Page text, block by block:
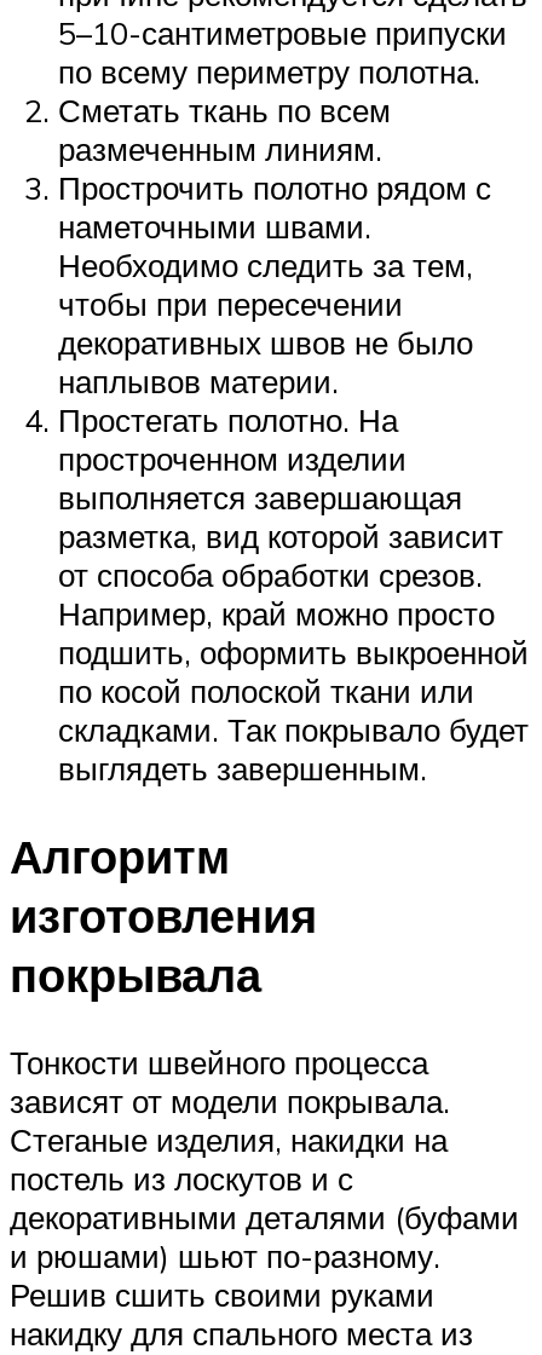
5–10-сантиметровые припуски
по всему периметру полотна.
Сметать ткань по всем
размеченным линиям.
Прострочить полотно рядом с
наметочными швами.
Необходимо следить за тем,
чтобы при пересечении
декоративных швов не было
наплывов материи.
Простегать полотно. На
простроченном изделии
выполняется завершающая
разметка, вид которой зависит
от способа обработки срезов.
Например, край можно просто
подшить, оформить выкроенной
по косой полоской ткани или
складками. Так покрывало будет
выглядеть завершенным.
Алгоритм
изготовления
покрывала
Тонкости швейного процесса
зависят от модели покрывала.
Стеганые изделия, накидки на
постель из лоскутов и с
декоративными деталями (буфами
и рюшами) шьют по-разному.
Решив сшить своими руками
накидку для спального места из